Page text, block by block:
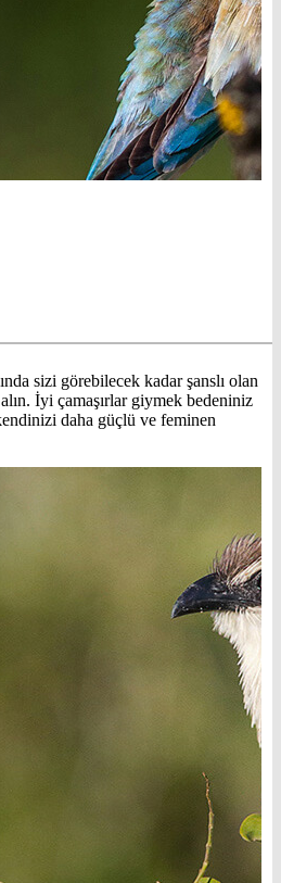
sizi görebilecek kadar şanslı olan
İyi çamaşırlar giymek bedeniniz
daha güçlü ve feminen